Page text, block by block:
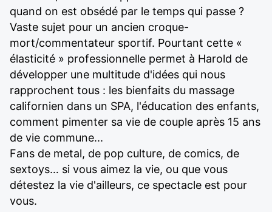
quand on est obsédé par le temps qui passe ?
Vaste sujet pour un ancien croque-
mort/commentateur sportif. Pourtant cette «
élasticité » professionnelle permet à Harold de
développer une multitude d'idées qui nous
rapprochent tous : les bienfaits du massage
californien dans un SPA, l'éducation des enfants,
comment pimenter sa vie de couple après 15 ans
de vie commune...
Fans de metal, de pop culture, de comics, de
sextoys… si vous aimez la vie, ou que vous
détestez la vie d'ailleurs, ce spectacle est pour
vous.